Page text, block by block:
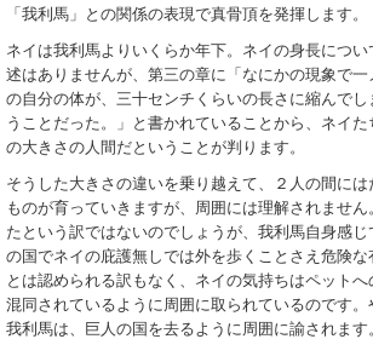
「我利馬」との関係の表現で真骨頂を発揮します。
ネイは我利馬よりいくらか年下。ネイの身長につ
述はありませんが、第三の章に「なにかの現象で
の自分の体が、三十センチくらいの長さに縮んで
うことだった。」と書かれていることから、ネイ
の大きさの人間だということが判ります。
そうした大きさの違いを乗り越えて、２人の間に
ものが育っていきますが、周囲には理解されませ
たという訳ではないのでしょうが、我利馬自身感
の国でネイの庇護無しでは外を歩くことさえ危険な
とは認められる訳もなく、ネイの気持ちはペット
混同されているように周囲に取られているのです
我利馬は、巨人の国を去るように周囲に諭されます